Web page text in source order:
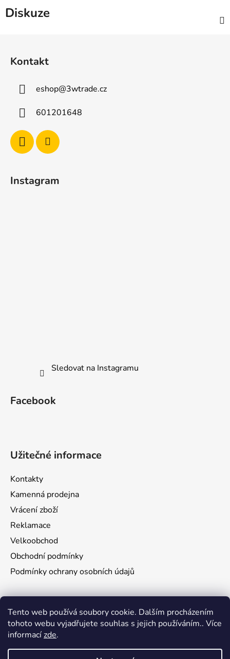
Tento web používá soubory cookie. Dalším procházením
tohoto webu vyjadřujete souhlas s jejich používáním.. Více
informacízde.
Diskuze
Kontakt
eshop@3wtrade.cz
601201648
Instagram
Sledovat na Instagramu
Facebook
Užitečné informace
Kontakty
Kamenná prodejna
Vrácení zboží
Reklamace
Velkoobchod
Obchodní podmínky
Podmínky ochrany osobních údajů
Aktuality
Jak namontovat a nastřelit puškohled na zbraň